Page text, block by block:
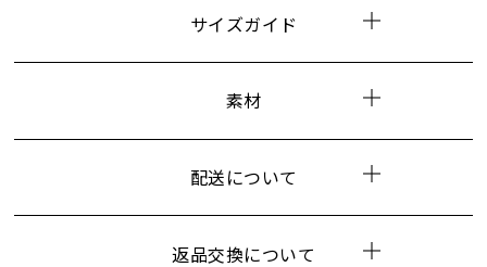
サイズガイド
素材
配送について
返品交換について